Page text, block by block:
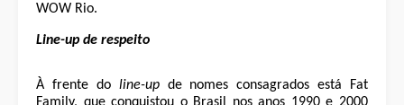
WOW Rio.
Line-up de respeito
À frente do line-upde nomes consagrados está Fat